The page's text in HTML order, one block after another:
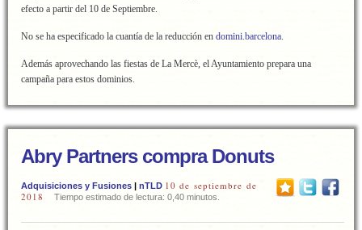
efecto a partir del 10 de Septiembre.
No se ha especificado la cuantía de la reducción en domini.barcelona.
Además aprovechando las fiestas de La Mercè, el Ayuntamiento prepara una
campaña para estos dominios.
Abry Partners compra Donuts
Adquisiciones y Fusiones | nTLD 10 de septiembre de
2018
Tiempo estimado de lectura: 0,40 minutos.